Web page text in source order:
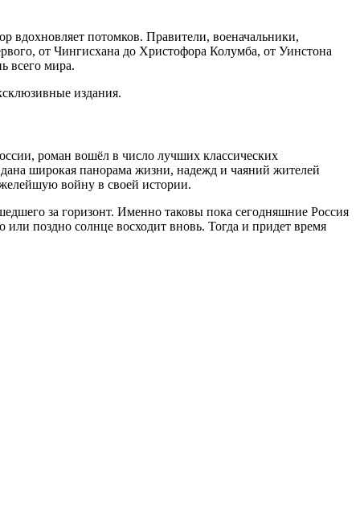
вдохновляет потомков. Правители, военачальники,
от Чингисхана до Христофора Колумба, от Уинстона
всего мира.
издания.
роман вошёл в число лучших классических
дана широкая панорама жизни, надежд и чаяний жителей
войну в своей истории.
за горизонт. Именно таковы пока сегодняшние Россия
поздно солнце восходит вновь. Тогда и придет время